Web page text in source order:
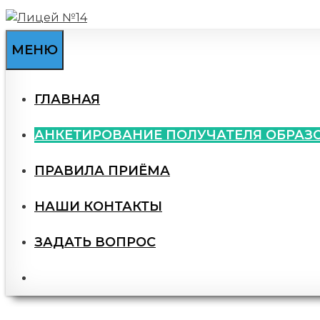
Перейти
к
содержимому
МЕНЮ
ГЛАВНАЯ
АНКЕТИРОВАНИЕ ПОЛУЧАТЕЛЯ
ПРАВИЛА ПРИЁМА
НАШИ КОНТАКТЫ
ЗАДАТЬ ВОПРОС